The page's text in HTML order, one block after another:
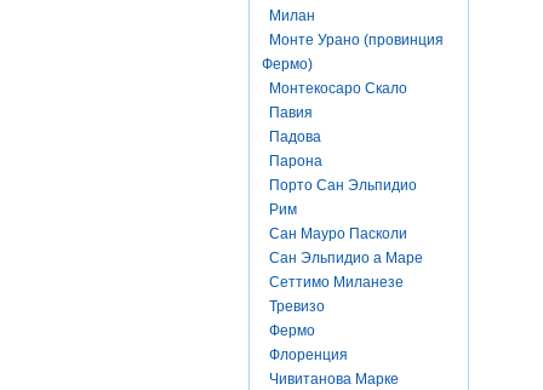
Милан
Монте Урано (провинция
Фермо)
Монтекосаро Скало
Павия
Падова
Парона
Порто Сан Эльпидио
Рим
Сан Мауро Пасколи
Сан Эльпидио а Маре
Сеттимо Миланезе
Тревизо
Фермо
Флоренция
Чивитанова Марке